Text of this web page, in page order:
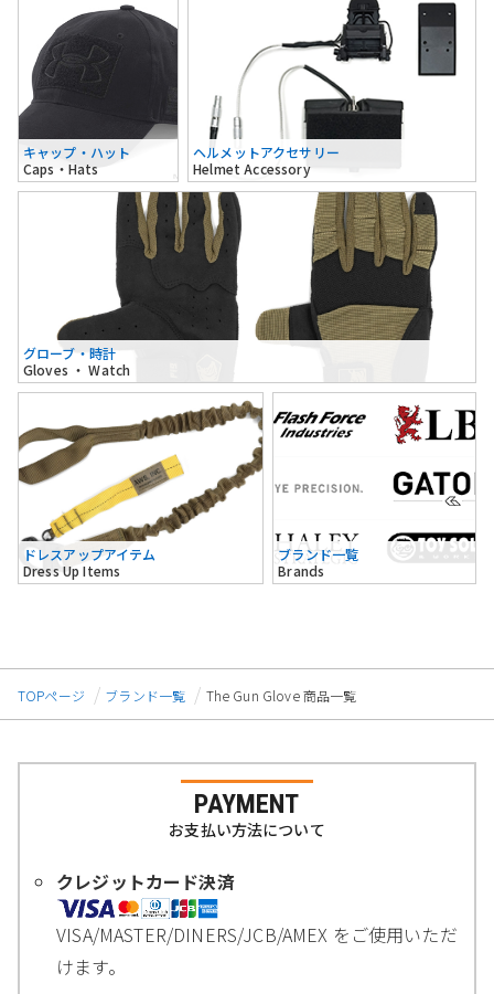
キャップ・ハット
Caps・Hats
ヘルメットアクセサリー
Helmet Accessory
グローブ・時計
Gloves ・ Watch
ドレスアップアイテム
Dress Up Items
ブランド一覧
Brands
TOPページ ブランド一覧 The Gun Glove 商品一覧
PAYMENT
お支払い方法について
クレジットカード決済
VISA/MASTER/DINERS/JCB/AMEX をご使用いただ
けます。